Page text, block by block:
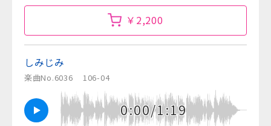
￥2,200
しみじみ
楽曲No.6036 106-04
0:00/1:19